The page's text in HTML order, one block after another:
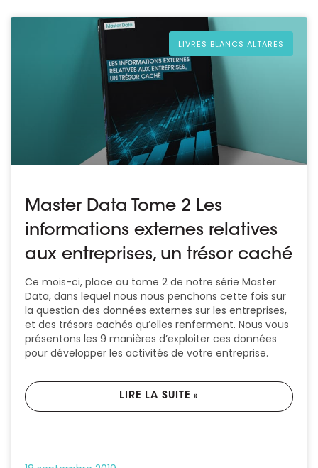
LIVRES BLANCS ALTARES
Master Data Tome 2 Les
informations externes relatives
aux entreprises, un trésor caché
Ce mois-ci, place au tome 2 de notre série Master
Data, dans lequel nous nous penchons cette fois sur
la question des données externes sur les entreprises,
et des trésors cachés qu’elles renferment. Nous vous
présentons les 9 manières d’exploiter ces données
pour développer les activités de votre entreprise.
LIRE LA SUITE »